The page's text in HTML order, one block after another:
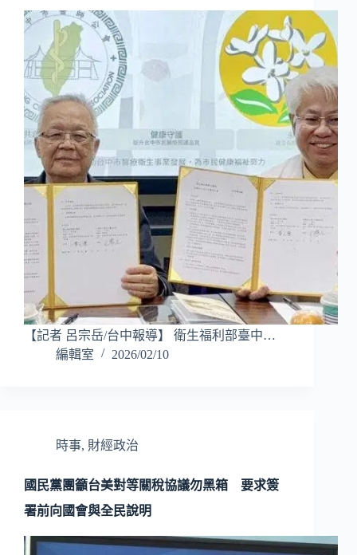
【記者 呂宗岳/台中報導】 衛生福利部臺中…
編輯室
2026/02/10
時事, 財經政治
國民黨團籲台美對等關稅協議勿黑箱 要求簽
署前向國會與全民說明